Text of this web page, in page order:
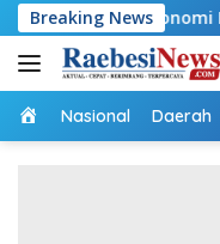
Langsung
ke
konten
Breaking News
Keluarga
Home
Nasional Daerah